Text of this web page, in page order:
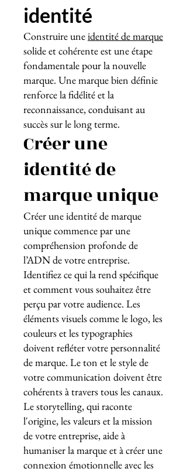
identité
Construire uneidentité de marque
solide et cohérente est une étape
fondamentale pour la nouvelle
marque. Une marque bien définie
renforce la fidélité et la
reconnaissance, conduisant au
succès sur le long terme.
Créer une
identité de
marque unique
Créer une identité de marque
unique commence par une
compréhension profonde de
l’ADN de votre entreprise.
Identifiez ce qui la rend spécifique
et comment vous souhaitez être
perçu par votre audience. Les
éléments visuels comme le logo, les
couleurs et les typographies
doivent refléter votre personnalité
de marque. Le ton et le style de
votre communication doivent être
cohérents à travers tous les canaux.
Le storytelling, qui raconte
l'origine, les valeurs et la mission
de votre entreprise, aide à
humaniser la marque et à créer une
connexion émotionnelle avec les